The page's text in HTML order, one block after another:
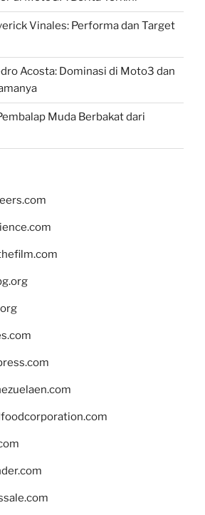
Vinales: Performa dan Target
Acosta: Dominasi di Moto3 dan
Muda Berbakat dari